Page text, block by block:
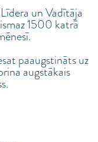
un Vadītāja
1500 katrā
paaugstināts uz
augstākais